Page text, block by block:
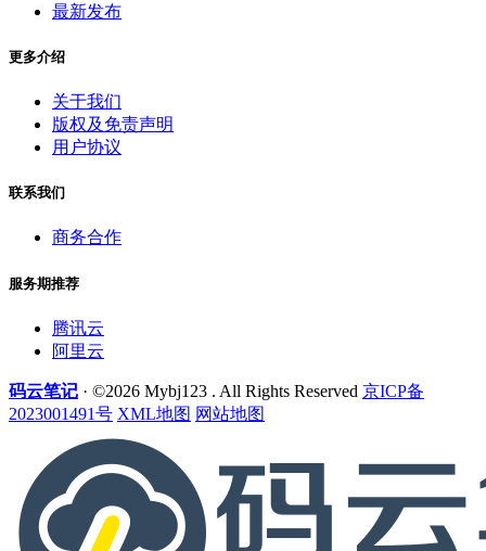
最新发布
更多介绍
关于我们
版权及免责声明
用户协议
联系我们
商务合作
服务期推荐
腾讯云
阿里云
码云笔记 · ©2026 Mybj123 . All Rights Reserved 京ICP备
2023001491号 XML地图 网站地图